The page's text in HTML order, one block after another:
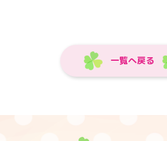
一覧へ戻る